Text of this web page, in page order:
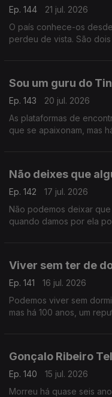
Ep. 144
21 jul. 2026
O país conhece-os
perdeu de vista. São
Sou um guru do
Ep. 143
20 jul. 2026
As plataformas de
que se apaixonam, mas
Não deixes que
Ep. 142
17 jul. 2026
Não podemos deixar
quando damos por ela
Viver sem ter de
Ep. 141
16 jul. 2026
Podemos viver sem
mas há 100 anos, um
Gonçalo Ribeiro
Ep. 140
15 jul. 2026
Morreu há quase seis